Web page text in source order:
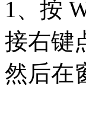
1、按
接右键
然后在